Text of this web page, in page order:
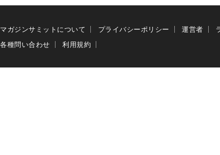
マガジンサミットについて プライバシーポリシー 運営者
各種問い合わせ
利用規約